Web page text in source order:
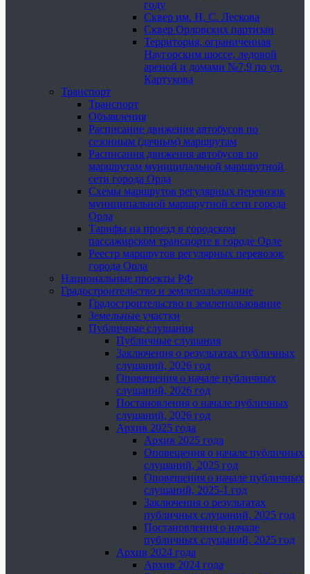
году
Сквер им. Н. С. Лескова
Сквер Орловских партизан
Территория, ограниченная
Наугорским шоссе, ледовой
ареной и домами №7,9 по ул.
Картукова
Транспорт
Транспорт
Объявления
Расписание движения автобусов по
сезонным (дачным) маршрутам
Расписания движения автобусов по
маршрутам муниципальной маршрутной
сети города Орла
Схемы маршрутов регулярных перевозок
муниципальной маршрутной сети города
Орла
Тарифы на проезд в городском
пассажирском транспорте в городе Орле
Реестр маршрутов регулярных перевозок
города Орла
Национальные проекты РФ
Градостроительство и землепользование
Градостроительство и землепользование
Земельные участки
Публичные слушания
Публичные слушания
Заключения о результатах публичных
слушаний, 2026 год
Оповещения о начале публичных
слушаний, 2026 год
Постановления о начале публичных
слушаний, 2026 год
Архив 2025 года
Архив 2025 года
Оповещения о начале публичных
слушаний, 2025 год
Оповещения о начале публичных
слушаний, 2025-1 год
Заключения о результатах
публичных слушаний, 2025 год
Постановления о начале
публичных слушаний, 2025 год
Архив 2024 года
Архив 2024 года